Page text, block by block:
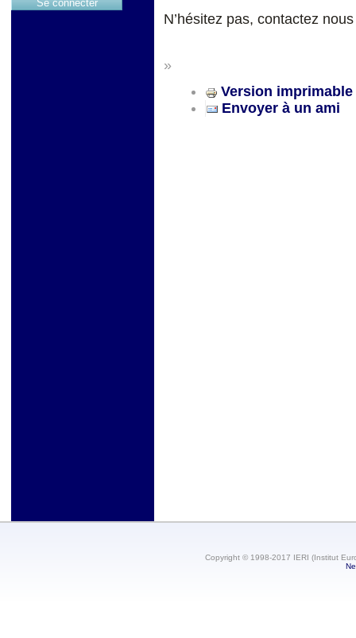
N’hésitez pas, contactez
»
Version imprimable
Envoyer à un ami
Copyright © 1998-2017 IERI (Institut